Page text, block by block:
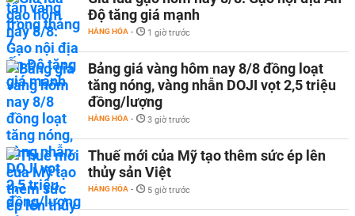
Độ tăng giá mạnh
HÀNG HÓA - 1 giờ trước
Bảng giá vàng hôm nay 8/8 đồng loạt
tăng nóng, vàng nhẫn DOJI vọt 2,5 triệu
đồng/lượng
HÀNG HÓA - 3 giờ trước
Thuế mới của Mỹ tạo thêm sức ép lên
thủy sản Việt
HÀNG HÓA - 5 giờ trước